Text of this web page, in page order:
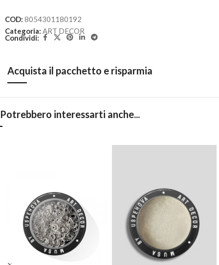
COD: 8054301180192
Categoria: ART DECOR
Condividi:
Acquista il pacchetto e risparmia
Potrebbero interessarti anche...